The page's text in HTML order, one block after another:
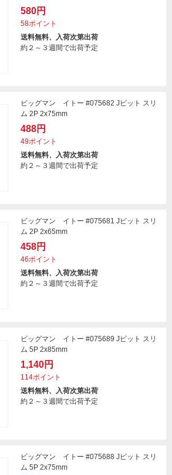
580円
58ポイント
送料無料、入荷次第出荷
約２～３週間で出荷予定
ビッグマン イトー #075682 Jビット スリ
ム 2P 2x75mm
488円
49ポイント
送料無料、入荷次第出荷
約２～３週間で出荷予定
ビッグマン イトー #075681 Jビット スリ
ム 2P 2x65mm
458円
46ポイント
送料無料、入荷次第出荷
約２～３週間で出荷予定
ビッグマン イトー #075689 Jビット スリ
ム 5P 2x85mm
1,140円
114ポイント
送料無料、入荷次第出荷
約２～３週間で出荷予定
ビッグマン イトー #075688 Jビット スリ
ム 5P 2x75mm